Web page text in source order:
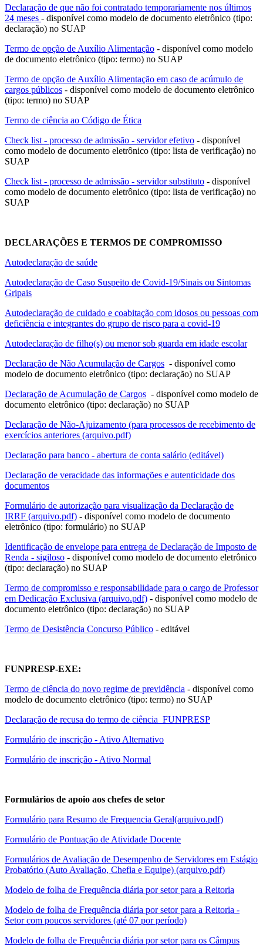
Declaração de que não foi contratado temporariamente nos últimos
24 meses - disponível como modelo de documento eletrônico (tipo:
declaração) no SUAP
Termo de opção de Auxílio Alimentação - disponível como modelo
de documento eletrônico (tipo: termo) no SUAP
Termo de opção de Auxílio Alimentação em caso de acúmulo de
cargos públicos - disponível como modelo de documento eletrônico
(tipo: termo) no SUAP
Termo de ciência ao Código de Ética
Check list - processo de admissão - servidor efetivo - disponível
como modelo de documento eletrônico (tipo: lista de verificação) no
SUAP
Check list - processo de admissão - servidor substituto - disponível
como modelo de documento eletrônico (tipo: lista de verificação) no
SUAP
DECLARAÇÕES E TERMOS DE COMPROMISSO
Autodeclaração de saúde
Autodeclaração de Caso Suspeito de Covid-19/Sinais ou Sintomas
Gripais
Autodeclaração de cuidado e coabitação com idosos ou pessoas com
deficiência e integrantes do grupo de risco para a covid-19
Autodeclaração de filho(s) ou menor sob guarda em idade escolar
Declaração de Não Acumulação de Cargos - disponível como
modelo de documento eletrônico (tipo: declaração) no SUAP
Declaração de Acumulação de Cargos - disponível como modelo de
documento eletrônico (tipo: declaração) no SUAP
Declaração de Não-Ajuizamento (para processos de recebimento de
exercícios anteriores (arquivo.pdf)
Declaração para banco - abertura de conta salário (editável)
Declaração de veracidade das informações e autenticidade dos
documentos
Formulário de autorização para visualização da Declaração de
IRRF (arquivo.pdf) - disponível como modelo de documento
eletrônico (tipo: formulário) no SUAP
Identificação de envelope para entrega de Declaração de Imposto de
Renda - sigiloso - disponível como modelo de documento eletrônico
(tipo: declaração) no SUAP
Termo de compromisso e responsabilidade para o cargo de Professor
em Dedicação Exclusiva (arquivo.pdf) - disponível como modelo de
documento eletrônico (tipo: declaração) no SUAP
Termo de Desistência Concurso Público - editável
FUNPRESP-EXE:
Termo de ciência do novo regime de previdência - disponível como
modelo de documento eletrônico (tipo: termo) no SUAP
Declaração de recusa do termo de ciência_FUNPRESP
Formulário de inscrição - Ativo Alternativo
Formulário de inscrição - Ativo Normal
Formulários de apoio aos chefes de setor
Formulário para Resumo de Frequencia Geral(arquivo.pdf)
Formulário de Pontuação de Atividade Docente
Formulários de Avaliação de Desempenho de Servidores em Estágio
Probatório (Auto Avaliação, Chefia e Equipe) (arquivo.pdf)
Modelo de folha de Frequência diária por setor para a Reitoria
Modelo de folha de Frequência diária por setor para a Reitoria -
Setor com poucos servidores (até 07 por período)
Modelo de folha de Frequência diária por setor para os Câmpus